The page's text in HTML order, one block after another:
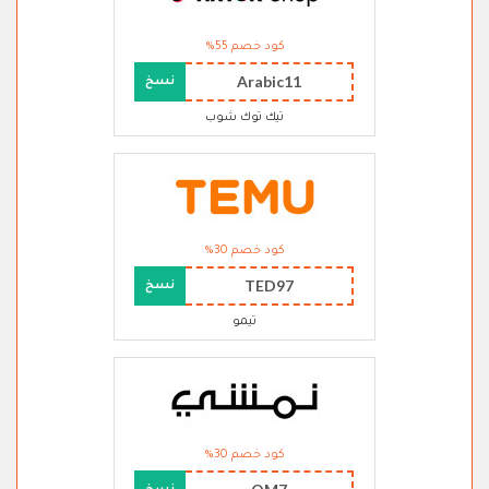
كود خصم 55%
Arabic11 نسخ
تيك توك شوب
كود خصم 30%
TED97 نسخ
تيمو
كود خصم 30%